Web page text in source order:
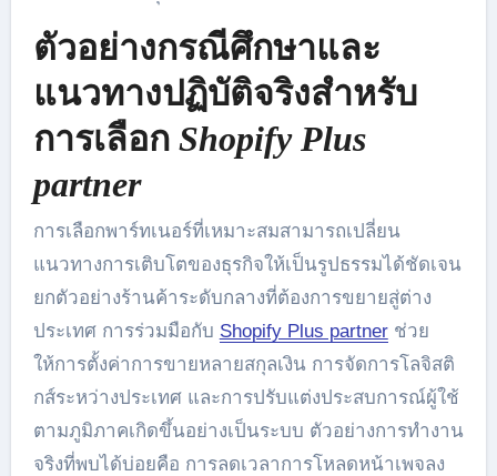
ตัวอย่างกรณีศึกษาและ
แนวทางปฏิบัติจริงสำหรับ
การเลือก Shopify Plus
partner
การเลือกพาร์ทเนอร์ที่เหมาะสมสามารถเปลี่ยน
แนวทางการเติบโตของธุรกิจให้เป็นรูปธรรมได้ชัดเจน
ยกตัวอย่างร้านค้าระดับกลางที่ต้องการขยายสู่ต่าง
ประเทศ การร่วมมือกับ Shopify Plus partnerช่วย
ให้การตั้งค่าการขายหลายสกุลเงิน การจัดการโลจิสติ
กส์ระหว่างประเทศ และการปรับแต่งประสบการณ์ผู้ใช้
ตามภูมิภาคเกิดขึ้นอย่างเป็นระบบ ตัวอย่างการทำงาน
จริงที่พบได้บ่อยคือ การลดเวลาการโหลดหน้าเพจลง